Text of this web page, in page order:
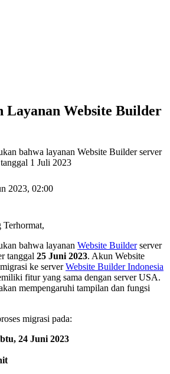
Layanan Website Builder
bahwa layanan Website Builder server
1 Juli 2023
2023, 02:00
Terhormat,
bahwa layanan Website Builderserver
tanggal 25 Juni 2023. Akun Website
ke serverWebsite Builder Indonesia
fitur yang sama dengan server USA.
mempengaruhi tampilan dan fungsi
migrasi pada:
24 Juni 2023